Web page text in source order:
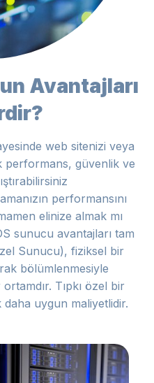
Avantajları
web sitenizi veya
performans, güvenlik ve
performansını
elinize almak mı
sunucu avantajları tam
Sunucu), fiziksel bir
bölümlenmesiyle
Tıpkı özel bir
daha uygun maliyetlidir.